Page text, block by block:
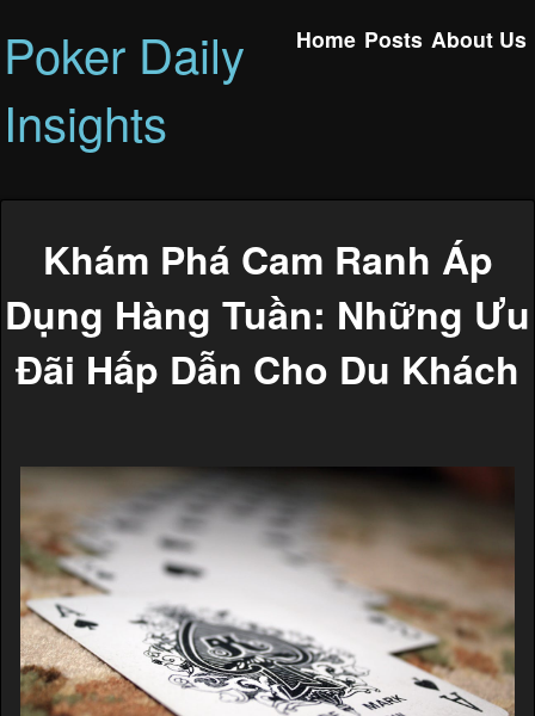
Poker Daily
Insights
Home Posts About Us
Khám Phá Cam Ranh Áp
Dụng Hàng Tuần: Những Ưu
Đãi Hấp Dẫn Cho Du Khách